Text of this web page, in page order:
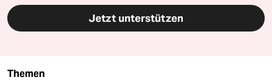
Jetzt unterstützen
Themen